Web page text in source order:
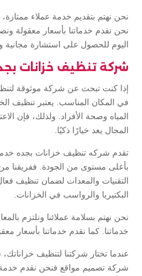
نحن نهتم بتقديم خدمة عملاء
نحن نقدم خدماتنا بأسعار معقولة
اليوم للحصول على استشارة
شركة تنظيف خزانات
إذا كنت تبحث عن شركة موثوقة
في المكان المناسب. يعتبر تنظيف
المياه وصحة الأفراد. ولذلك، فإن
المجال يعد خيارًا ذكيًا.
تقدم شركه تنظيف خزانات بجده
بأعلى مستوى من الجودة. ففريقنا
التقنيات والمعدات لضمان تنظيف
البكتيريا والرواسب في الخزانات.
نحن نهتم بسلامة عملائنا ونلتزم
خدماتنا. كما نقدم خدماتنا بأسعار
عندما تختار شركتنا لتنظيف
شركة تصميم مواقع فنحن نقدم